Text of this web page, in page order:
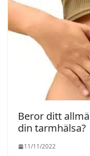
Beror ditt
din tarmhälsa?
11/11/2022